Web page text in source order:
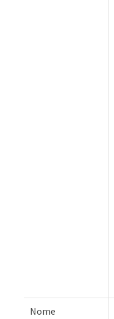
Nome